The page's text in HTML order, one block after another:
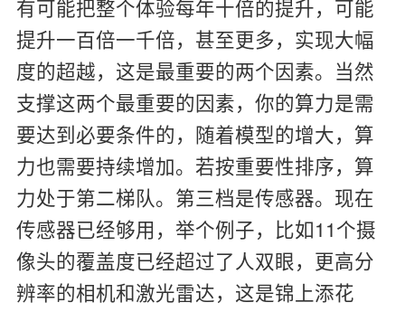
有可能把整个体验每年十倍的提升，可能
提升一百倍一千倍，甚至更多，实现大幅
度的超越，这是最重要的两个因素。当然
支撑这两个最重要的因素，你的算力是需
要达到必要条件的，随着模型的增大，算
力也需要持续增加。若按重要性排序，算
力处于第二梯队。第三档是传感器。现在
传感器已经够用，举个例子，比如11个摄
像头的覆盖度已经超过了人双眼，更高分
辨率的相机和激光雷达，这是锦上添花